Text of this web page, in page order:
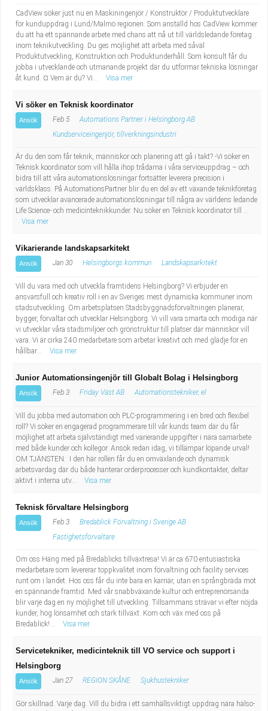
CadView söker just nu en Maskiningenjör / Konstruktör / Produktutvecklare
för kunduppdrag i Lund/Malmö regionen. Som anställd hos CadView kommer
du att ha ett spännande arbete med chans att nå ut till världsledande företag
inom teknikutveckling. Du ges möjlighet att arbeta med såväl
Produktutveckling, Konstruktion och Produktunderhåll. Som konsult får du
jobba i utvecklande och utmanande projekt där du utformar tekniska lösningar
åt kund. ¤ Vem är du? Vi...
Visa mer
Vi söker en Teknisk koordinator
Ansök Feb 5
Automations Partner i Helsingborg AB
Kundserviceingenjör, tillverkningsindustri
Är du den som får teknik, människor och planering att gå i takt? -Vi söker en
Teknisk koordinator som vill hålla ihop trådarna i våra serviceuppdrag – och
bidra till att våra automationslösningar fortsätter leverera precision i
världsklass. På AutomationsPartner blir du en del av ett växande teknikföretag
som utvecklar avancerade automationslösningar till några av världens ledande
Life Science- och medicinteknikkunder. Nu söker en Teknisk koordinator till ...
Visa mer
Vikarierande landskapsarkitekt
Ansök Jan 30 Helsingborgs kommun Landskapsarkitekt
Vill du vara med och utveckla framtidens Helsingborg? Vi erbjuder en
ansvarsfull och kreativ roll i en av Sveriges mest dynamiska kommuner inom
stadsutveckling. Om arbetsplatsen Stadsbyggnadsförvaltningen planerar,
bygger, förvaltar och utvecklar Helsingborg. Vi vill vara smarta och modiga när
vi utvecklar våra stadsmiljöer och grönstruktur till platser där människor vill
vara. Vi är cirka 240 medarbetare som arbetar kreativt och med glädje för en
hållbar...
Visa mer
Junior Automationsingenjör till Globalt Bolag i Helsingborg
Ansök Feb 3 Friday Väst AB Automationstekniker, el
Vill du jobba med automation och PLC-programmering i en bred och flexibel
roll? Vi söker en engagerad programmerare till vår kunds team där du får
möjlighet att arbeta självständigt med varierande uppgifter i nära samarbete
med både kunder och kollegor. Ansök redan idag, vi tillämpar löpande urval!
OM TJÄNSTEN: I den här rollen får du en omväxlande och dynamisk
arbetsvardag där du både hanterar orderprocesser och kundkontakter, deltar
aktivt i interna utv...
Visa mer
Teknisk förvaltare Helsingborg
Ansök Feb 3
Bredablick Förvaltning i Sverige AB
Fastighetsförvaltare
Om oss Häng med på Bredablicks tillväxtresa! Vi är ca 670 entusiastiska
medarbetare som levererar toppkvalitet inom förvaltning och facility services
runt om i landet. Hos oss får du inte bara en karriär, utan en språngbräda mot
en spännande framtid. Med vår snabbväxande kultur och entreprenörsanda
blir varje dag en ny möjlighet till utveckling. Tillsammans strävar vi efter nöjda
kunder, hög lönsamhet och stark tillväxt. Kom och väx med oss på
Bredablick!...
Visa mer
Servicetekniker, medicinteknik till VO service och support i
Helsingborg
Ansök Jan 27 REGION SKÅNE Sjukhustekniker
Gör skillnad. Varje dag. Vill du bidra i ett samhällsviktigt uppdrag nära hälso-